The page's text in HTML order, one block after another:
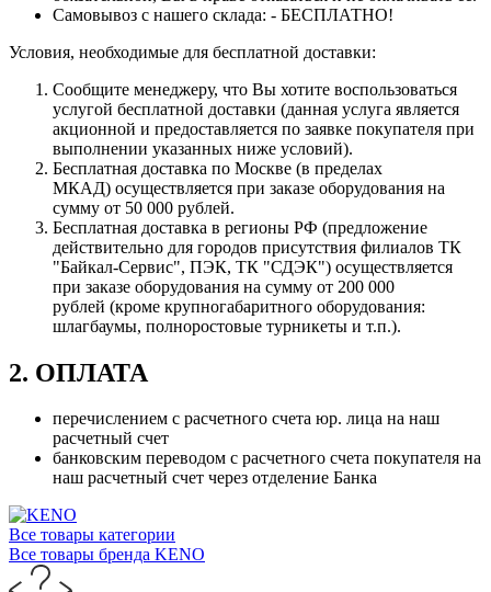
Самовывоз с нашего склада: - БЕСПЛАТНО!
Условия, необходимые для бесплатной доставки:
Сообщите менеджеру, что Вы хотите воспользоваться
услугой бесплатной доставки (данная услуга является
акционной и предоставляется по заявке покупателя при
выполнении указанных ниже условий).
Бесплатная доставка по Москве (в пределах
МКАД) осуществляется при заказе оборудования на
сумму от 50 000 рублей.
Бесплатная доставка в регионы РФ (предложение
действительно для городов присутствия филиалов ТК
"Байкал-Сервис", ПЭК, ТК "СДЭК") осуществляется
при заказе оборудования на сумму от 200 000
рублей (кроме крупногабаритного оборудования:
шлагбаумы, полноростовые турникеты и т.п.).
2. ОПЛАТА
перечислением с расчетного счета юр. лица на наш
расчетный счет
банковским переводом с расчетного счета покупателя на
наш расчетный счет через отделение Банка
Все товары категории
Все товары бренда KENO